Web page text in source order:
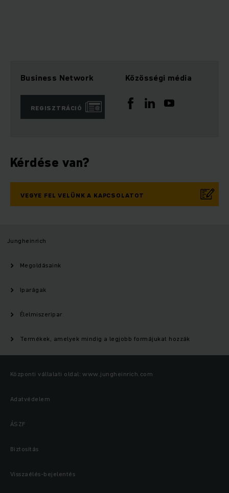
Business Network
REGISZTRÁCIÓ
Közösségi média
Kérdése van?
VEGYE FEL VELÜNK A KAPCSOLATOT
Jungheinrich
Megoldásaink
Iparágak
Élelmiszeripar
Termékek, amelyek mindig a legjobb formájukat hozzák
Központi vállalati oldal: www.jungheinrich.com
Adatvédelem
ÁSZF
Biztosítás
Visszaélés-bejelentés